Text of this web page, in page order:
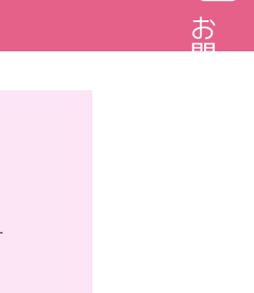
お問い合わせ